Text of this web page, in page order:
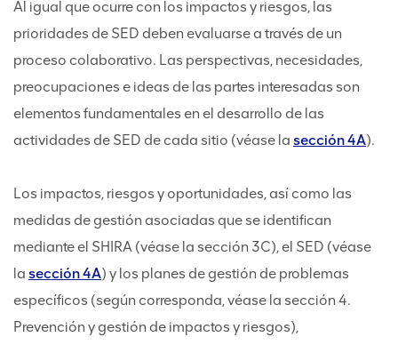
Al igual que ocurre con los impactos y riesgos, las
prioridades de SED deben evaluarse a través de un
proceso colaborativo. Las perspectivas, necesidades,
preocupaciones e ideas de las partes interesadas son
elementos fundamentales en el desarrollo de las
actividades de SED de cada sitio (véase la sección 4A).
Los impactos, riesgos y oportunidades, así como las
medidas de gestión asociadas que se identifican
mediante el SHIRA (véase la sección 3C), el SED (véase
la sección 4A) y los planes de gestión de problemas
específicos (según corresponda, véase la sección 4.
Prevención y gestión de impactos y riesgos),